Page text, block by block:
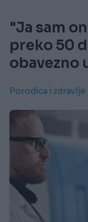
"Ja sam
preko 50
obavezno
Porodica i zdravlje